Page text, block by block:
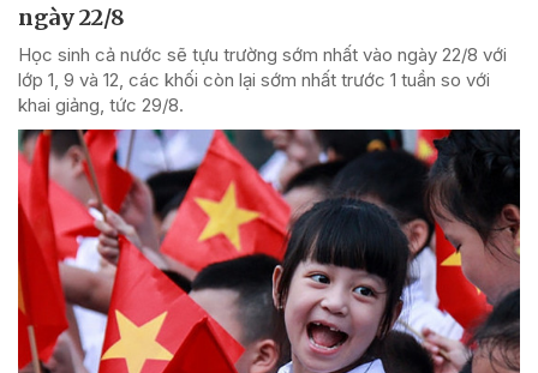
ngày 22/8
Học sinh cả nước sẽ tựu trường sớm nhất vào ngày 22/8 với
lớp 1, 9 và 12, các khối còn lại sớm nhất trước 1 tuần so với
khai giảng, tức 29/8.